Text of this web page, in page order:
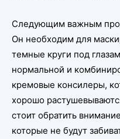
Следующим важным
Он необходим для
темные круги под
нормальной и
кремовые консилеры,
хорошо
стоит обратить
которые не будут